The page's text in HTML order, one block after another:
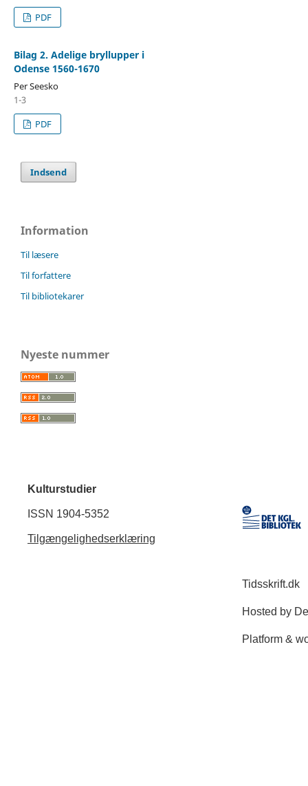
PDF
Bilag 2. Adelige bryllupper i
Odense 1560-1670
Per Seesko
1-3
PDF
Indsend
Information
Til læsere
Til forfattere
Til bibliotekarer
Nyeste nummer
Kulturstudier
ISSN 1904-5352
Tilgængelighedserklæring